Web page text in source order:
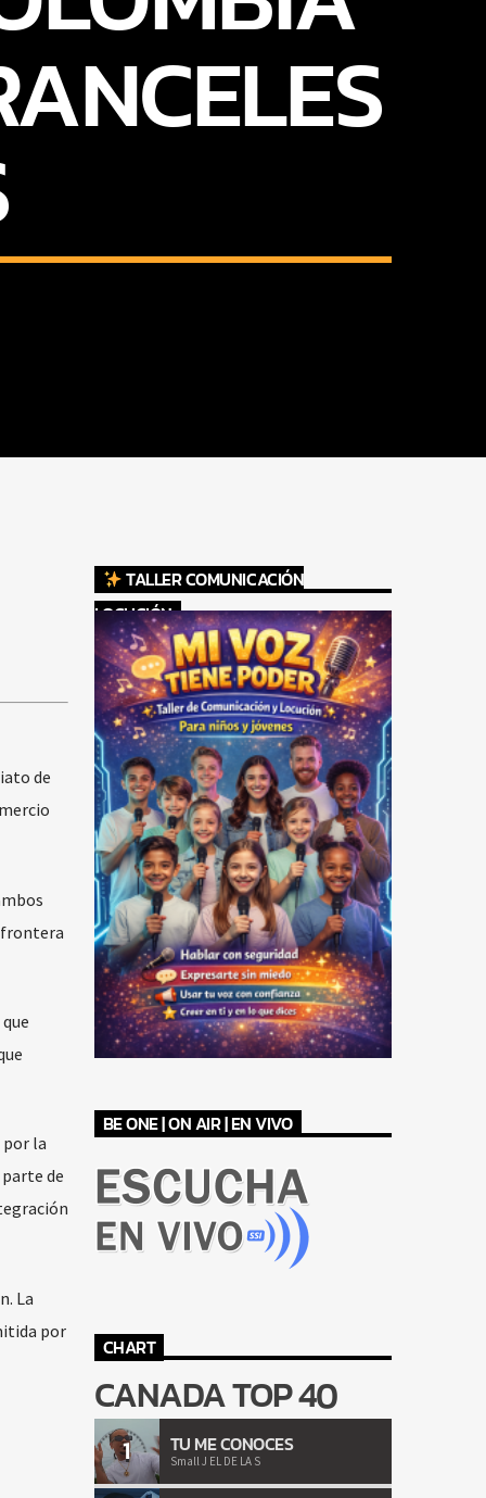
de
frontera
por la
de
La
por
TALLER COMUNICACIÓN
LOCUCIÓN
BE ONE | ON AIR | EN VIVO
CHART
CANADA TOP 40
1 TU ME CONOCES
Small J EL DE LA S